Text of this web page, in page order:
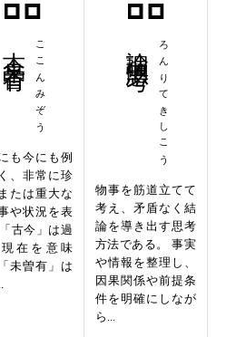
ここんみぞう
も今にも例
、非常に珍
たは重大な
や状況を表
古今」は過
在を意味
未曽有」は
ろんりてきしこう
物事を筋道立てて
考え、矛盾なく結
論を導き出す思考
方法である。 事実
や情報を整理し、
因果関係や前提条
件を明確にしなが
ら...